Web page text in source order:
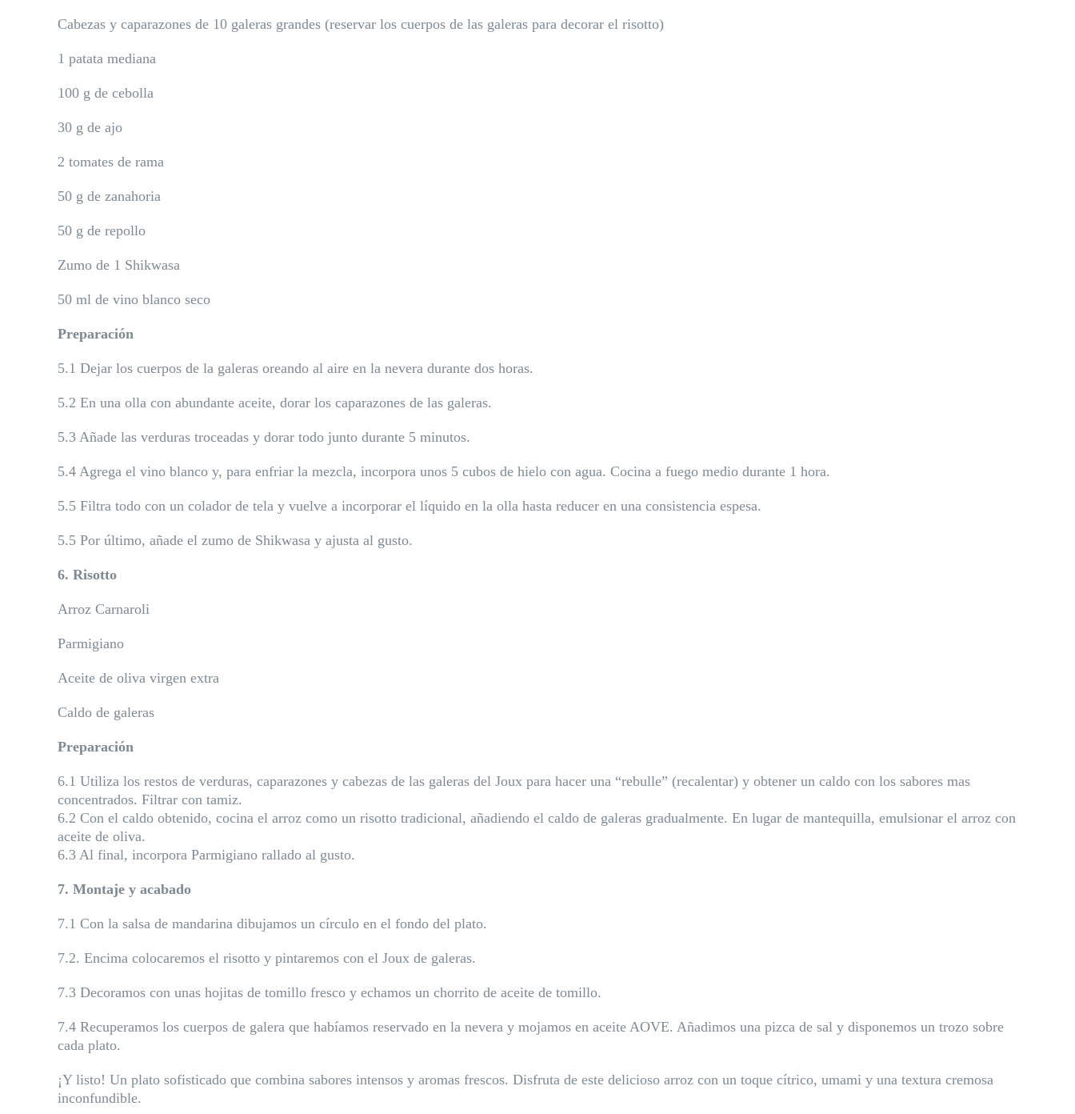
Cabezas y caparazones de 10 galeras grandes (reservar los cuerpos de las galeras para decorar el risotto)
1 patata mediana
100 g de cebolla
30 g de ajo
2 tomates de rama
50 g de zanahoria
50 g de repollo
Zumo de 1 Shikwasa
50 ml de vino blanco seco
Preparación
5.1 Dejar los cuerpos de la galeras oreando al aire en la nevera durante dos horas.
5.2 En una olla con abundante aceite, dorar los caparazones de las galeras.
5.3 Añade las verduras troceadas y dorar todo junto durante 5 minutos.
5.4 Agrega el vino blanco y, para enfriar la mezcla, incorpora unos 5 cubos de hielo con agua. Cocina a fuego medio durante 1 hora.
5.5 Filtra todo con un colador de tela y vuelve a incorporar el líquido en la olla hasta reducer en una consistencia espesa.
5.5 Por último, añade el zumo de Shikwasa y ajusta al gusto.
6. Risotto
Arroz Carnaroli
Parmigiano
Aceite de oliva virgen extra
Caldo de galeras
Preparación
6.1 Utiliza los restos de verduras, caparazones y cabezas de las galeras del Joux para hacer una “rebulle” (recalentar) y obtener un caldo con los sabores mas
concentrados. Filtrar con tamiz.
6.2 Con el caldo obtenido, cocina el arroz como un risotto tradicional, añadiendo el caldo de galeras gradualmente. En lugar de mantequilla, emulsionar el arroz con
aceite de oliva.
6.3 Al final, incorpora Parmigiano rallado al gusto.
7. Montaje y acabado
7.1 Con la salsa de mandarina dibujamos un círculo en el fondo del plato.
7.2. Encima colocaremos el risotto y pintaremos con el Joux de galeras.
7.3 Decoramos con unas hojitas de tomillo fresco y echamos un chorrito de aceite de tomillo.
7.4 Recuperamos los cuerpos de galera que habíamos reservado en la nevera y mojamos en aceite AOVE. Añadimos una pizca de sal y disponemos un trozo sobre
cada plato.
¡Y listo! Un plato sofisticado que combina sabores intensos y aromas frescos. Disfruta de este delicioso arroz con un toque cítrico, umami y una textura cremosa
inconfundible.